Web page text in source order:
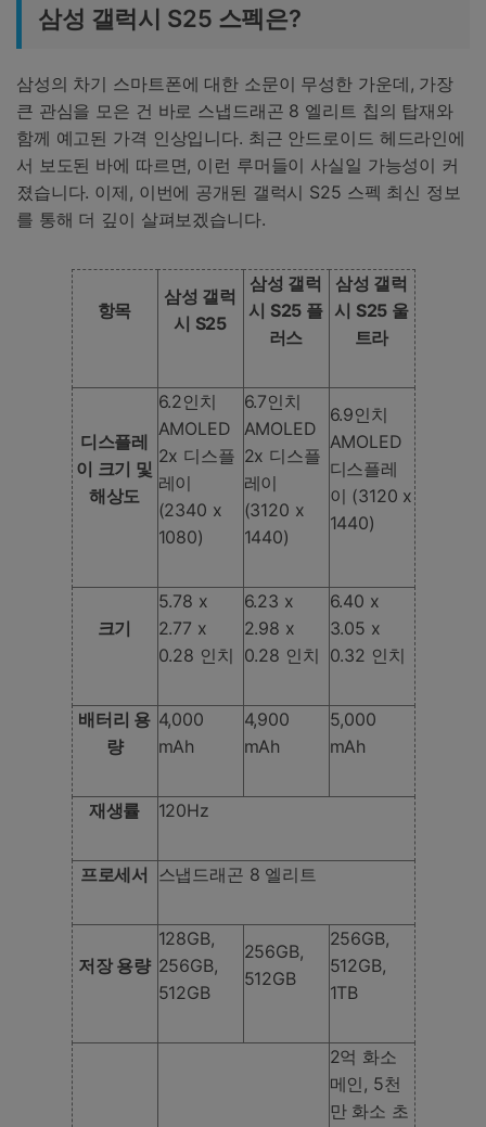
삼성 갤럭시 S25 스펙은?
삼성의 차기 스마트폰에 대한 소문이 무성한 가운데, 가장
큰 관심을 모은 건 바로 스냅드래곤 8 엘리트 칩의 탑재와
함께 예고된 가격 인상입니다. 최근 안드로이드 헤드라인에
서 보도된 바에 따르면, 이런 루머들이 사실일 가능성이 커
졌습니다. 이제, 이번에 공개된 갤럭시 S25 스펙 최신 정보
를 통해 더 깊이 살펴보겠습니다.
항목
삼성 갤럭
시 S25
삼성 갤럭
시 S25 플
러스
삼성 갤럭
시 S25 울
트라
디스플레
이 크기 및
해상도
6.2인치
AMOLED
2x 디스플
레이
(2340 x
1080)
6.7인치
AMOLED
2x 디스플
레이
(3120 x
1440)
6.9인치
AMOLED
디스플레
이 (3120 x
1440)
크기
5.78 x
2.77 x
0.28 인치
6.23 x
2.98 x
0.28 인치
6.40 x
3.05 x
0.32 인치
배터리 용
량
4,000
mAh
4,900
mAh
5,000
mAh
재생률 120Hz
프로세서 스냅드래곤 8 엘리트
저장 용량
128GB,
256GB,
512GB
256GB,
512GB
256GB,
512GB,
1TB
2억 화소
메인, 5천
만 화소 초